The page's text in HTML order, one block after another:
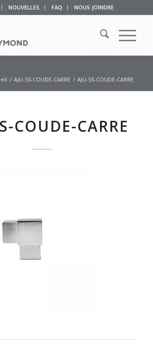
NOUVELLES FAQ NOUS JOINDRE
/ AJU-SS-COUDE-CARRE / AJU-SS-COUDE-CARRE
COUDE-CARRE